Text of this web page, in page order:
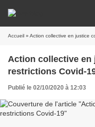
Accueil » Action collective en justice
Action collective en
restrictions Covid-
Publié le 02/10/2020 à 12:03